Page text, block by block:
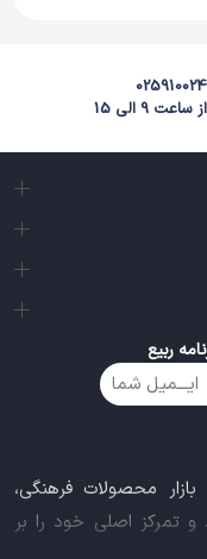
9 الی 15
ربیع
محصولات فرهنگی،
تمرکز اصلی خود را بر